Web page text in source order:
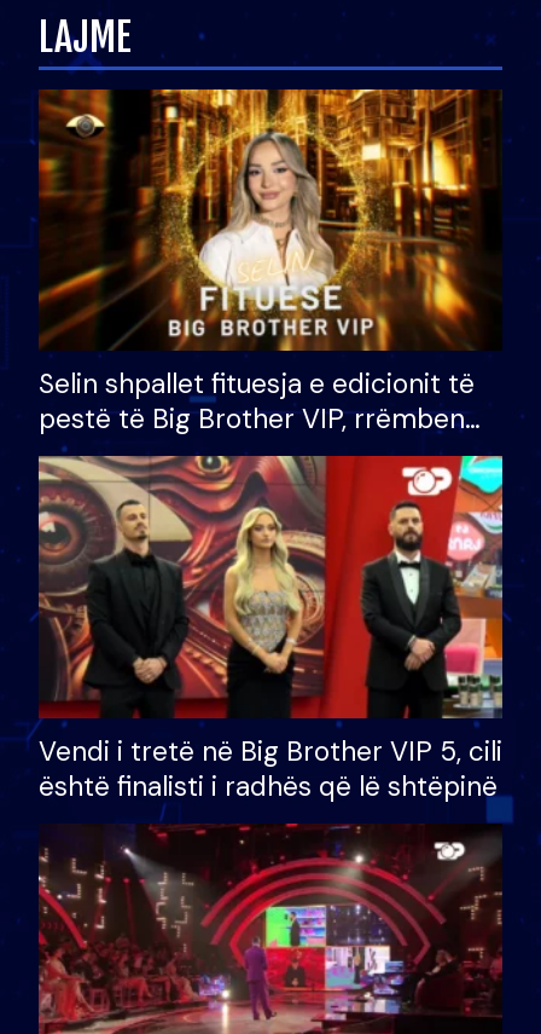
LAJME
Selin shpallet fituesja e edicionit të
pestë të Big Brother VIP, rrëmben
çmimin e madh prej 100 mijë eurosh
Vendi i tretë në Big Brother VIP 5, cili
është finalisti i radhës që lë shtëpinë